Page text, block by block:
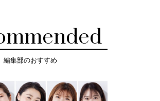
編集部のおすすめ